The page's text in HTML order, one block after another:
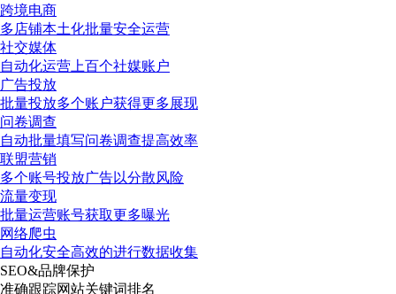
跨境电商
多店铺本土化批量安全运营
社交媒体
自动化运营上百个社媒账户
广告投放
批量投放多个账户获得更多展现
问卷调查
自动批量填写问卷调查提高效率
联盟营销
多个账号投放广告以分散风险
流量变现
批量运营账号获取更多曝光
网络爬虫
自动化安全高效的进行数据收集
SEO&品牌保护
准确跟踪网站关键词排名